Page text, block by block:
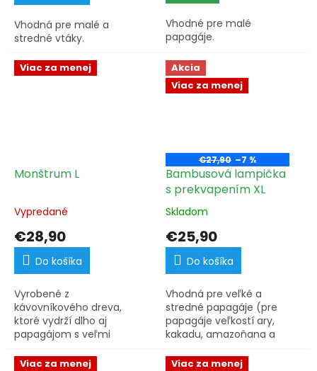
Vhodná pre malé a
stredné vtáky.
Vhodné pre malé
papagáje.
Viac za menej
Monštrum L
Vypredané
€28,90
Do košíka
Vyrobené z
kávovníkového dreva,
ktoré vydrží dlho aj
papagájom s veľmi
Akcia
Viac za menej
€27,90 –7 %
Bambusová lampička
s prekvapením XL
Skladom
€25,90
Do košíka
Vhodná pre veľké a
stredné papagáje (pre
papagáje veľkostí ary,
kakadu, amazoňana a
Viac za menej Viac za menej